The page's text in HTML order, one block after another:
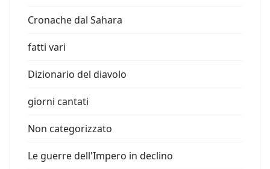
Cronache dal Sahara
fatti vari
Dizionario del diavolo
giorni cantati
Non categorizzato
Le guerre dell'Impero in declino